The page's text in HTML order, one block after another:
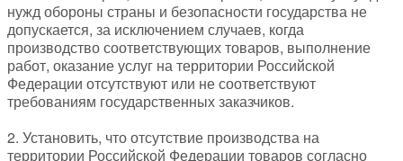
нужд обороны страны и безопасности государства не
допускается, за исключением случаев, когда
производство соответствующих товаров, выполнение
работ, оказание услуг на территории Российской
Федерации отсутствуют или не соответствуют
требованиям государственных заказчиков.
2. Установить, что отсутствие производства на
территории Российской Федерации товаров согласно